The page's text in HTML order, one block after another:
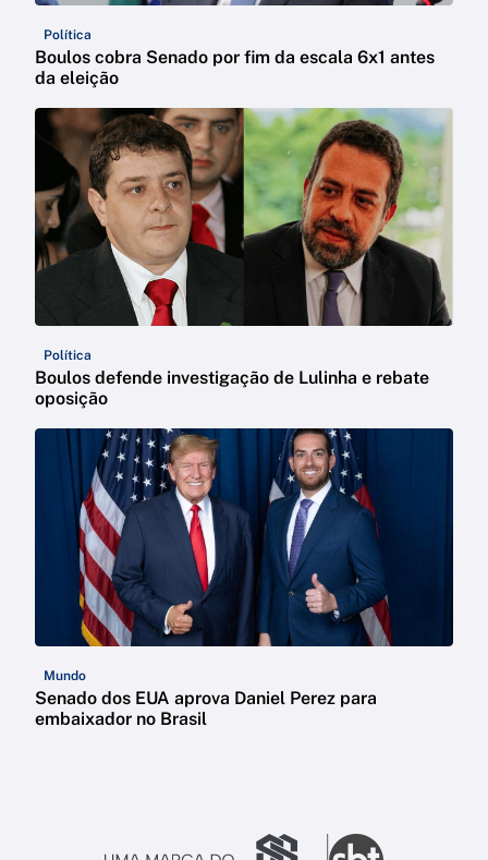
Política
Boulos cobra Senado por fim da escala 6x1 antes
da eleição
Política
Boulos defende investigação de Lulinha e rebate
oposição
Mundo
Senado dos EUA aprova Daniel Perez para
embaixador no Brasil